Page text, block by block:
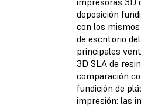
deposición
con los
de escritorio
principales
3D SLA de
comparación
fundición de
impresión: las